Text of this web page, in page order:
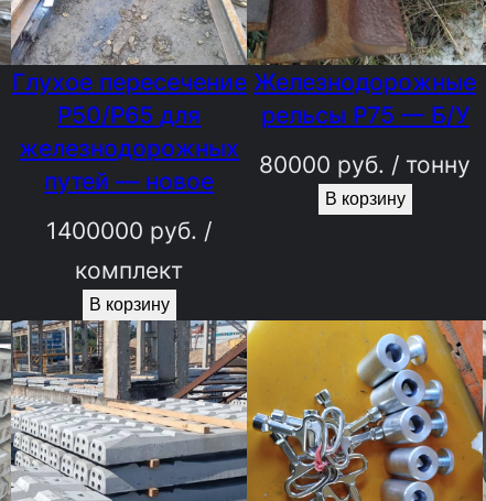
Глухое пересечение
Р50/Р65 для
железнодорожных
путей — новое
1400000 руб. /
комплект
В корзину
Железнодорожные
рельсы Р75 — Б/У
80000 руб. / тонну
В корзину